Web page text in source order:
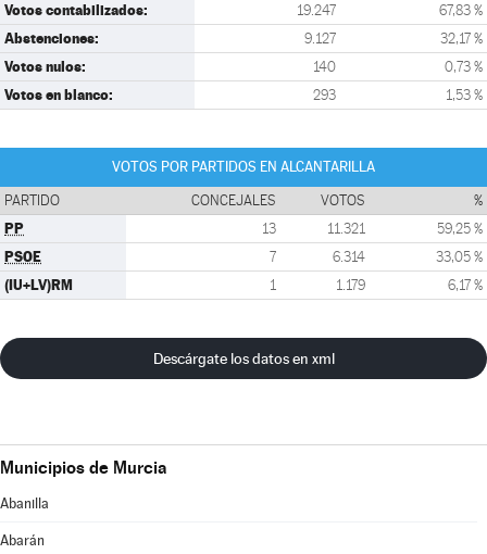
Votos contabilizados: 19.247 67,83 %
Abstenciones: 9.127 32,17 %
Votos nulos: 140 0,73 %
Votos en blanco: 293 1,53 %
VOTOS POR PARTIDOS EN ALCANTARILLA
PARTIDO CONCEJALES VOTOS %
PP 13 11.321 59,25 %
PSOE 7 6.314 33,05 %
(IU+LV)RM 1 1.179 6,17 %
Descárgate los datos en xml
Municipios de Murcia
Abanilla
Abarán